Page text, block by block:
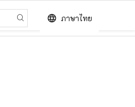
language ภาษาไทย